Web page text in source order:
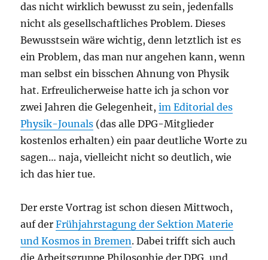
das nicht wirklich bewusst zu sein, jedenfalls
nicht als gesellschaftliches Problem. Dieses
Bewusstsein wäre wichtig, denn letztlich ist es
ein Problem, das man nur angehen kann, wenn
man selbst ein bisschen Ahnung von Physik
hat. Erfreulicherweise hatte ich ja schon vor
zwei Jahren die Gelegenheit,im Editorial des
Physik-Jounals (das alle DPG-Mitglieder
kostenlos erhalten) ein paar deutliche Worte zu
sagen… naja, vielleicht nicht so deutlich, wie
ich das hier tue.
Der erste Vortrag ist schon diesen Mittwoch,
auf derFrühjahrstagung der Sektion Materie
und Kosmos in Bremen. Dabei trifft sich auch